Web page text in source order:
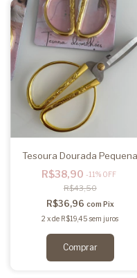
Tesoura Dourada Pequena
R$38,90 -11% OFF
R$43,50
R$36,96 com Pix
2 xde R$19,45 sem juros